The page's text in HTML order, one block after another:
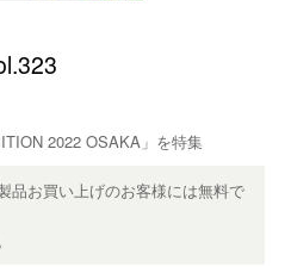
2022 OSAKA」を特集
品お買い上げのお客様には無料で